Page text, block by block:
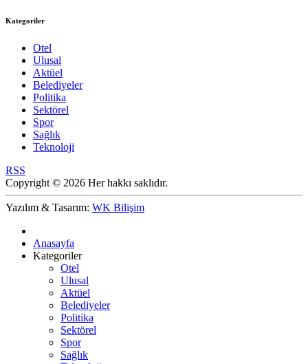
Kategoriler
Otel
Ulusal
Aktüel
Belediyeler
Politika
Sektörel
Spor
Sağlık
Teknoloji
RSS
Copyright © 2026 Her hakkı saklıdır.
Yazılım & Tasarım: WK Bilişim
Anasayfa
Kategoriler
Otel
Ulusal
Aktüel
Belediyeler
Politika
Sektörel
Spor
Sağlık